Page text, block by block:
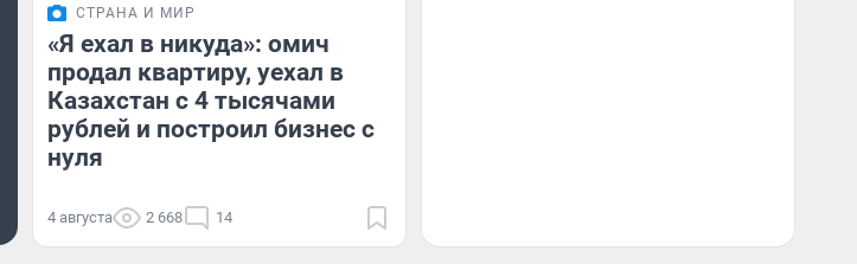
СТРАНА И МИР
«Я ехал в никуда»: омич
продал квартиру, уехал в
Казахстан с 4 тысячами
рублей и построил бизнес с
нуля
4 августа 2 668 14